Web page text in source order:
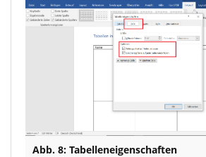
Abb. 8: Tabelleneigenschaften